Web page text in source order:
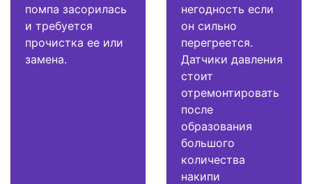
помпа засорилась
и требуется
прочистка ее или
замена.
негодность если
он сильно
перегреется.
Датчики давления
стоит
отремонтировать
после
образования
большого
количества
накипи